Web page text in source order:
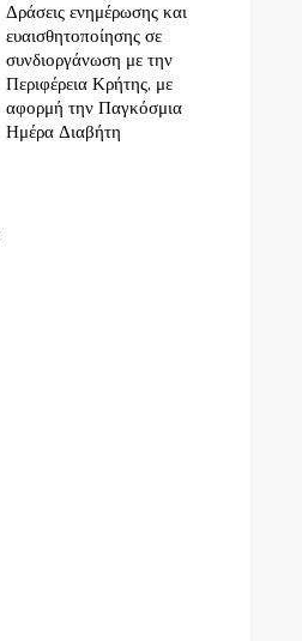
Δράσεις ενημέρωσης και
ευαισθητοποίησης σε
συνδιοργάνωση με την
Περιφέρεια Κρήτης, με
αφορμή την Παγκόσμια
Ημέρα Διαβήτη